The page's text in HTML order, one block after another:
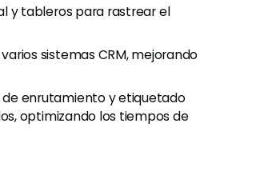
y tableros para rastrear el
sistemas CRM, mejorando
enrutamiento y etiquetado
optimizando los tiempos de